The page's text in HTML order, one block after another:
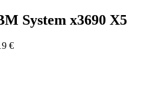
System x3690 X5
€